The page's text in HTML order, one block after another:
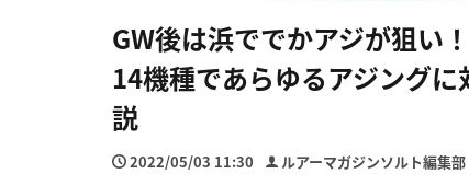
GW後は浜ででかアジが狙い
14機種であらゆるアジング
説
2022/05/03 11:30 ルアーマガジンソルト編集部